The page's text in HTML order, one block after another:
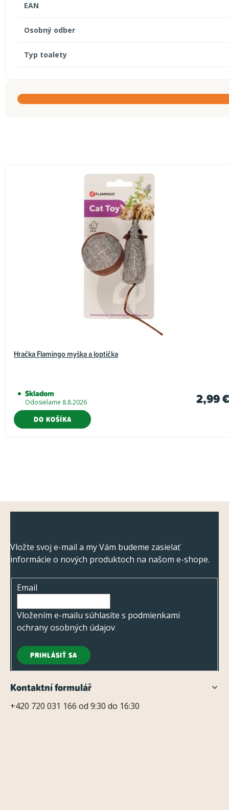
EAN
Osobný odber
Typ toalety
Hračka Flamingo myška a loptička
Skladom
Odosielame 8.8.2026 2,99
DO KOŠÍKA
Vložte svoj e-mail a my Vám budeme zasielať
informácie o nových produktoch na našom e-shope.
Email
Vložením e-mailu súhlasíte s podmienkami
ochrany osobných údajov
PRIHLÁSIŤ SA
Kontaktní formulář
+420 720 031 166 od 9:30 do 16:30